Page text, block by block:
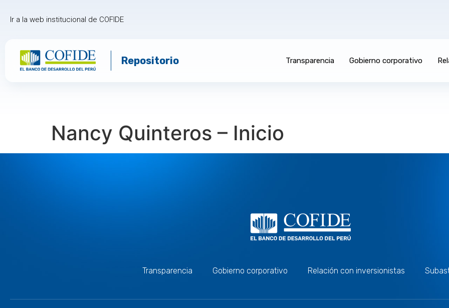
Ir a la web institucional de COFIDE
Repositorio Transparencia Gobierno corporativo
Nancy Quinteros – Inicio
Transparencia Gobierno corporativo Relación con inversionistas